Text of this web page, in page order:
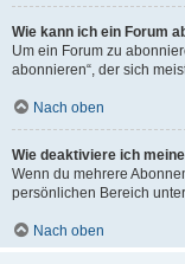
Wie kann ich ein Forum
Um ein Forum zu
abonnieren“, der sich
Nach oben
Wie deaktiviere ich
Wenn du mehrere
persönlichen Bereich
Nach oben